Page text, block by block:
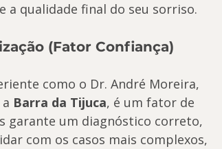
a qualidade final do seu sorriso.
(Fator Confiança)
como o Dr. André Moreira,
Barra da Tijuca, é um fator de
garante um diagnóstico correto,
com os casos mais complexos,